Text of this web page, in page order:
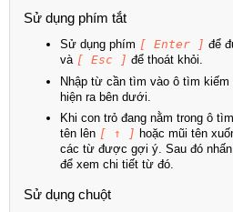
Sử dụng phím tắt
Sử dụng phím [ Enter ] để
và [ Esc ] để thoát khỏi.
Nhập từ cần tìm vào ô tìm
hiện ra bên dưới.
Khi con trỏ đang nằm trong ô
tên lên [ ↑ ] hoặc mũi tên
các từ được gợi ý. Sau đó nhấn
để xem chi tiết từ đó.
Sử dụng chuột